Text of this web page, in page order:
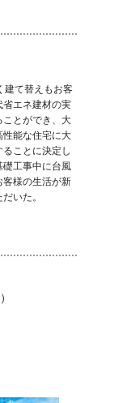
建て替えもお客
エネ建材の実
とができ、大
性能な住宅に大
ことに決定し
礎工事中に台風
様の生活が新
いた。